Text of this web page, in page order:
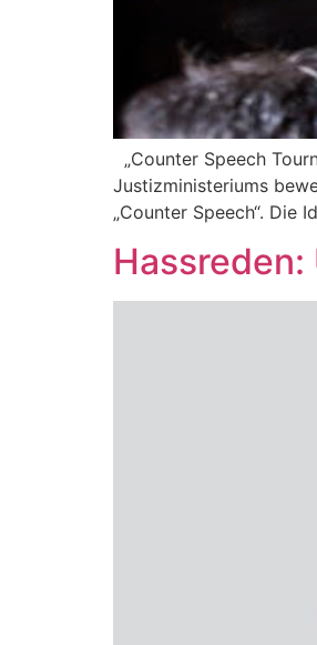
„Counter Speech
Justizministeriums
„Counter Speech“.